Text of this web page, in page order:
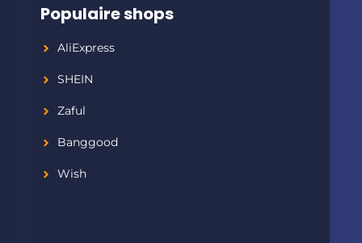
Populaire shops
AliExpress
SHEIN
Zaful
Banggood
Wish